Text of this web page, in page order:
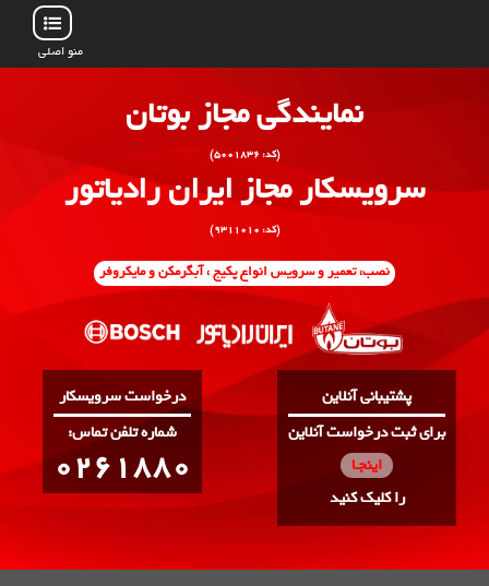
منو اصلی
نمایندگی مجاز بوتان
(کد: ۵۰۰۱۸۳۶)
سرویسکار مجاز ایران رادیاتور
(کد: ۹۳۱۱۰۱۰)
نصب، تعمیر و سرویس انواع پکیج ، آبگرمکن و مایکروفر
پشتیبانی آنلاین
برای ثبت درخواست آنلاین
اینجـا
را کلیک کنید
درخواست سرویسکار
:شماره تلفن تماس
0261880